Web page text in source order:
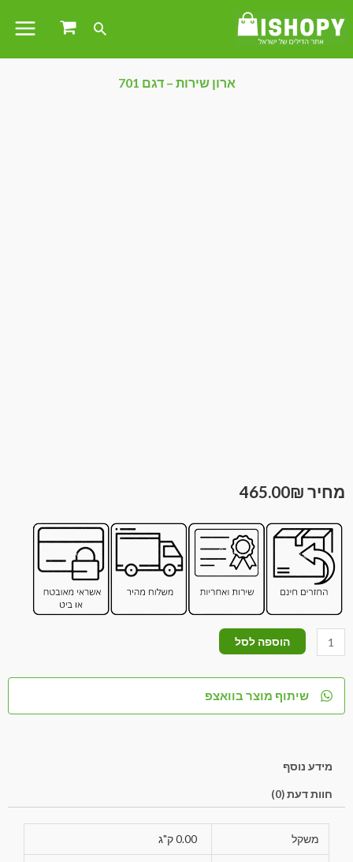
ארון שירות – דגם 701
465.00₪
הוספה לסל
שיתוף מוצר בוואצפ
מידע נוסף
חוות דעת (0)
משקל 0.00 ק"ג